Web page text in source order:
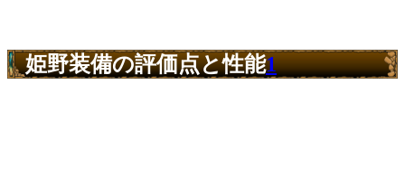
姫野装備の評価点と性能1